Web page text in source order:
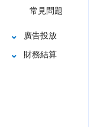
常見問題
廣告投放
財務結算